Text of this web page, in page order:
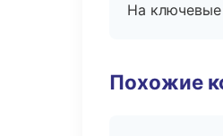
На
Похожие